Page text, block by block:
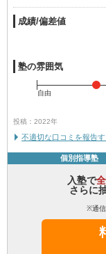
成績/偏差値
塾の雰囲気
自由
投稿：2022年
不適切な口コミを報告す
個別指導塾
入塾で
さらに
※通信